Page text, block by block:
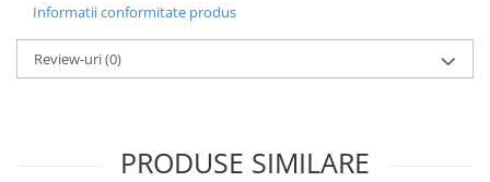
Informatii conformitate produs
Review-uri(0)
PRODUSE SIMILARE